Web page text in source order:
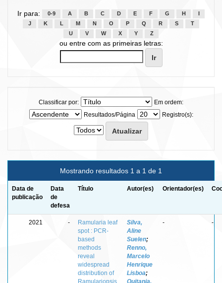
Ir para: 0-9 A B C D E F G H
J
K L M N O P Q R S
T
U
V W X Y Z
ou entre com as primeiras letras:
Classificar por:
Em ordem:
Resultados/Página
Registro(s):
Mostrando resultados 1 a 1 de 1
Data de
publicação
Data
de
defesa
Título Autor(es) Orientador(es)
2021 -
Ramularia leaf
spot : PCR-
based
methods
reveal
widespread
distribution of
Ramulariopsis
Silva,
Aline
Suelen;
Renno,
Marcelo
Henrique
Lisboa;
Quitania,
- -